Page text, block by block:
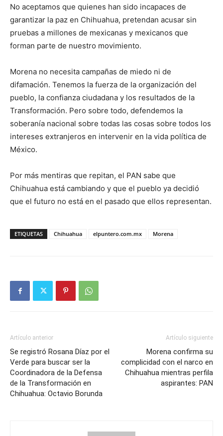
No aceptamos que quienes han sido incapaces de
garantizar la paz en Chihuahua, pretendan acusar sin
pruebas a millones de mexicanas y mexicanos que
forman parte de nuestro movimiento.
Morena no necesita campañas de miedo ni de
difamación. Tenemos la fuerza de la organización del
pueblo, la confianza ciudadana y los resultados de la
Transformación. Pero sobre todo, defendemos la
soberanía nacional sobre todas las cosas sobre todos los
intereses extranjeros en intervenir en la vida política de
México.
Por más mentiras que repitan, el PAN sabe que
Chihuahua está cambiando y que el pueblo ya decidió
que el futuro no está en el pasado que ellos representan.
ETIQUETAS Chihuahua elpuntero.com.mx Morena
Artículo anterior
Se registró Rosana Díaz por el
Verde para buscar ser la
Coordinadora de la Defensa
de la Transformación en
Chihuahua: Octavio Borunda
Artículo siguiente
Morena confirma su
complicidad con el narco en
Chihuahua mientras perfila
aspirantes: PAN